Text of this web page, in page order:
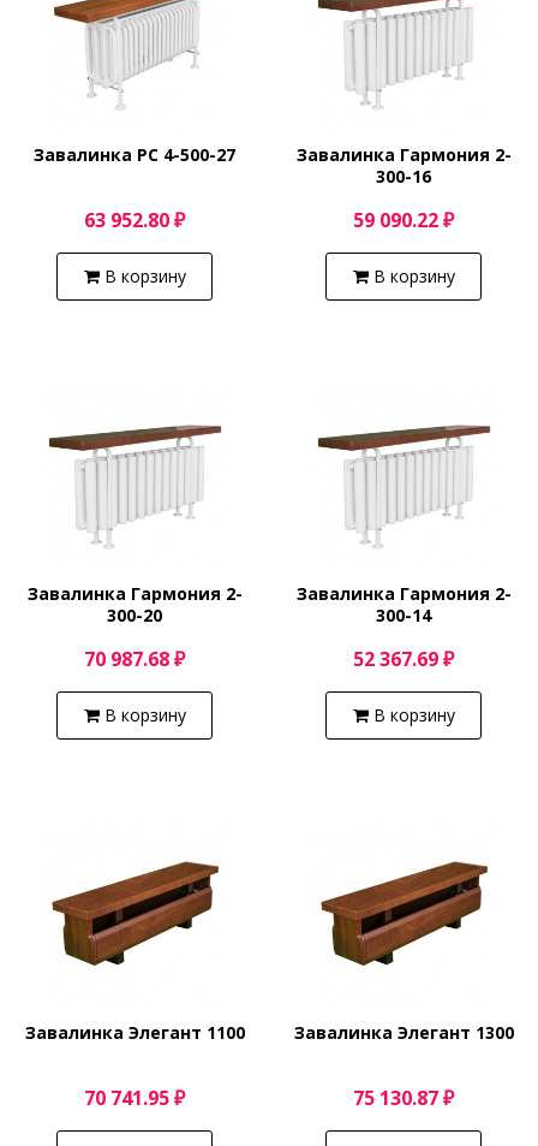
Завалинка РС 4-500-27
63 952.80 ₽
В корзину
Завалинка Гармония 2-
300-16
59 090.22 ₽
В корзину
Завалинка Гармония 2-
300-20
70 987.68 ₽
В корзину
Завалинка Гармония 2-
300-14
52 367.69 ₽
В корзину
Завалинка Элегант 1100
70 741.95 ₽
Завалинка Элегант 1300
75 130.87 ₽